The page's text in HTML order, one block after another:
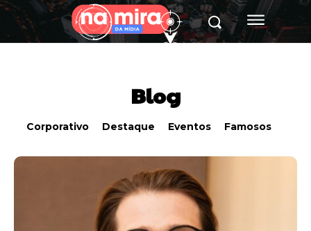
Blog
Corporativo Destaque Eventos Famosos